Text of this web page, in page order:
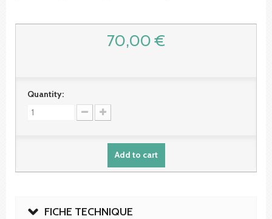
70,00 €
Quantity:
Add to cart
FICHE TECHNIQUE